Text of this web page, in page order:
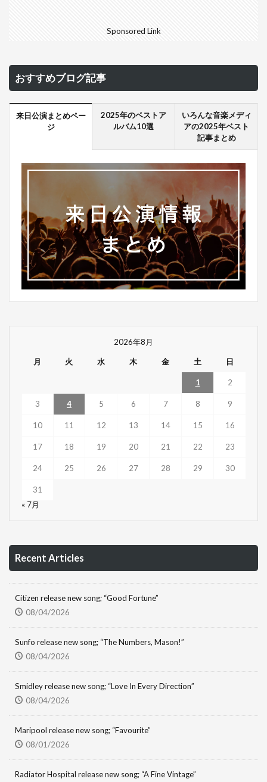
Sponsored Link
おすすめブログ記事
来日公演まとめペー
ジ
2025年のベストア
ルバム10選
いろんな音楽メディ
アの2025年ベスト
記事まとめ
2026年8月
月 火 水 木 金 土 日
1 2
3 4 5 6 7 8 9
10 11 12 13 14 15 16
17 18 19 20 21 22 23
24 25 26 27 28 29 30
31
« 7月
Recent Articles
Citizen release new song; “Good Fortune”
08/04/2026
Sunfo release new song; “The Numbers, Mason!”
08/04/2026
Smidley release new song; “Love In Every Direction”
08/04/2026
Maripool release new song; “Favourite”
08/01/2026
Radiator Hospital release new song; “A Fine Vintage”